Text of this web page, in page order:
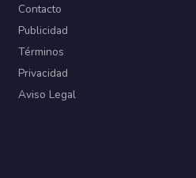
Contacto
Publicidad
Términos
Privacidad
Aviso Legal